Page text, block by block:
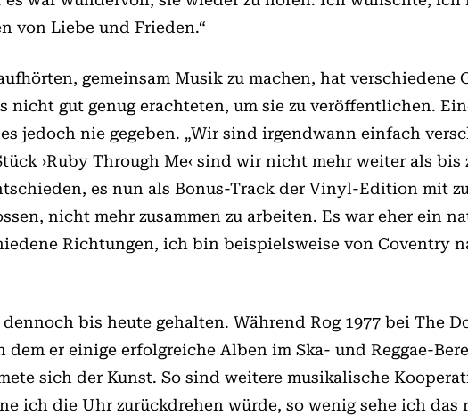
von Liebe und Frieden.“
gemeinsam Musik zu machen, hat verschiedene
nicht gut genug erachteten, um sie zu veröffentlichen.
jedoch nie gegeben. „Wir sind irgendwann einfach
›Ruby Through Me‹ sind wir nicht mehr weiter als
es nun als Bonus-Track der Vinyl-Edition mit
nicht mehr zusammen zu arbeiten. Es war eher ein
Richtungen, ich bin beispielsweise von Coventry
bis heute gehalten. Während Rog 1977 bei The
dem er einige erfolgreiche Alben im Ska- und Reggae-
sich der Kunst. So sind weitere musikalische
ich die Uhr zurückdrehen würde, so wenig sehe ich das